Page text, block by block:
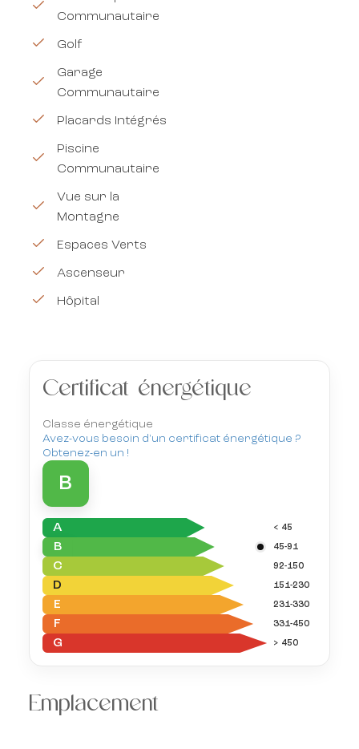
Communautaire
Golf
Garage
Communautaire
Placards Intégrés
Piscine
Communautaire
Vue sur la
Montagne
Espaces Verts
Ascenseur
Hôpital
Certificat énergétique
Classe énergétique
Avez-vous besoin d'un certificat énergétique ?
Obtenez-en un !
B
A < 45
B 45-91
C 92-150
D 151-230
E 231-330
F 331-450
G > 450
Emplacement